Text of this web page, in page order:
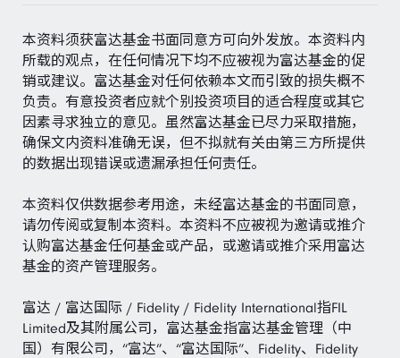
本资料须获富达基金书面同意方可向外发放。本资料内
所载的观点，在任何情况下均不应被视为富达基金的促
销或建议。富达基金对任何依赖本文而引致的损失概不
负责。有意投资者应就个别投资项目的适合程度或其它
因素寻求独立的意见。虽然富达基金已尽力采取措施，
确保文内资料准确无误，但不拟就有关由第三方所提供
的数据出现错误或遗漏承担任何责任。
本资料仅供数据参考用途，未经富达基金的书面同意，
请勿传阅或复制本资料。本资料不应被视为邀请或推介
认购富达基金任何基金或产品，或邀请或推介采用富达
基金的资产管理服务。
富达 / 富达国际 / Fidelity / Fidelity International指FIL
Limited及其附属公司，富达基金指富达基金管理（中
国）有限公司，“富达”、“富达国际”、Fidelity、Fidelity